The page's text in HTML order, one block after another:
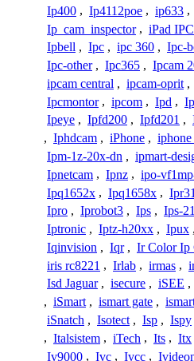
Ip400 , Ip4112poe , ip633 ,
Ip_cam_inspector , iPad
Ipbell , Ipc , ipc 360 , Ipc-
Ipc-other , Ipc365 , Ipcam
ipcam central , ipcam-oprit ,
Ipcmontor , ipcom , Ipd ,
Ipeye , Ipfd200 , Ipfd201 ,
, Iphdcam , iPhone , iphone
Ipm-1z-20x-dn , ipmart-
Ipnetcam , Ipnz , ipo-
Ipq1652x , Ipq1658x ,
Ipro , Iprobot3 , Ips , Ips-
Iptronic , Iptz-h20xx , Ipux ,
Iqinvision , Iqr , Ir Color Ip
iris rc8221 , Irlab , irmas ,
Isd Jaguar , isecure , iSEE ,
, iSmart , ismart gate ,
iSnatch , Isotect , Isp , Ispy
, Italsistem , iTech , Its , Itx
Iv9000 , Ivc , Ivcc ,